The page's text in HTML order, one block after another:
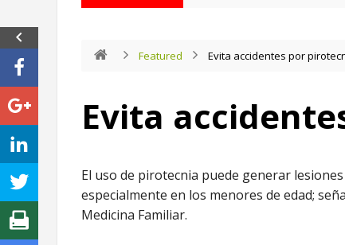
Featured Evita accidentes por
Evita
El uso de pirotecnia puede generar
especialmente en los menores de edad;
Medicina Familiar.